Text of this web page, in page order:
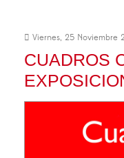
Viernes, 25 Noviembre
CUADROS